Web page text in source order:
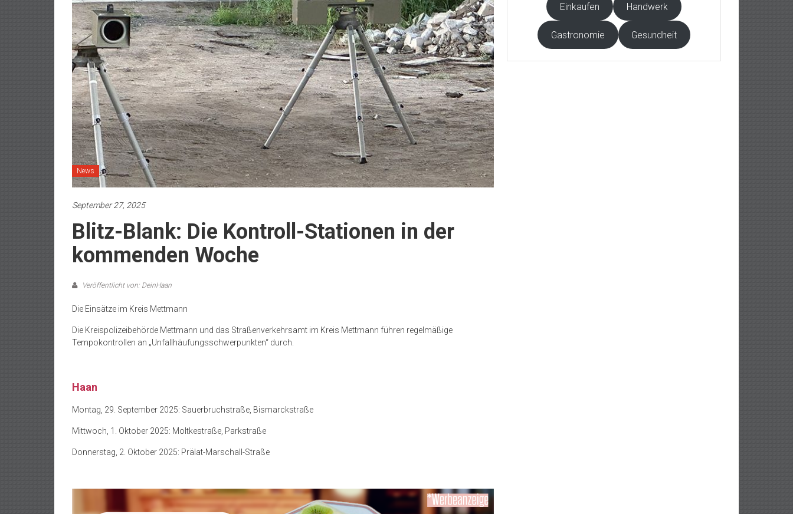
News
September 27, 2025
Blitz-Blank: Die Kontroll-Stationen in der
kommenden Woche
Veröffentlicht von: DeinHaan
Die Einsätze im Kreis Mettmann
Die Kreispolizeibehörde Mettmann und das Straßenverkehrsamt im Kreis Mettmann führen regelmäßige
Tempokontrollen an „Unfallhäufungsschwerpunkten“ durch.
Haan
Montag, 29. September 2025: Sauerbruchstraße, Bismarckstraße
Mittwoch, 1. Oktober 2025: Moltkestraße, Parkstraße
Donnerstag, 2. Oktober 2025: Prälat-Marschall-Straße
Einkaufen Handwerk
Gastronomie Gesundheit